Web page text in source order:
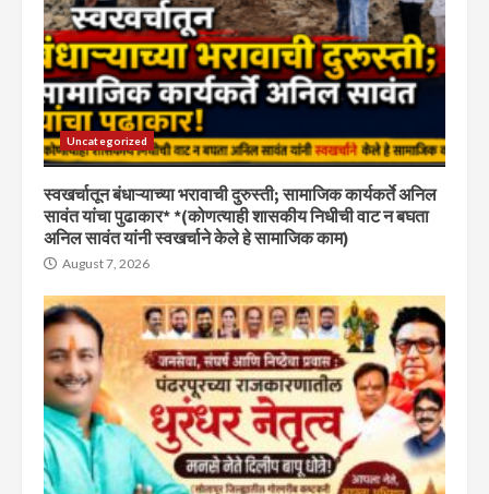
Uncategorized
स्वखर्चातून बंधाऱ्याच्या भरावाची दुरुस्ती; सामाजिक कार्यकर्ते अनिल
सावंत यांचा पुढाकार* *(कोणत्याही शासकीय निधीची वाट न बघता
अनिल सावंत यांनी स्वखर्चाने केले हे सामाजिक काम)
August 7, 2026